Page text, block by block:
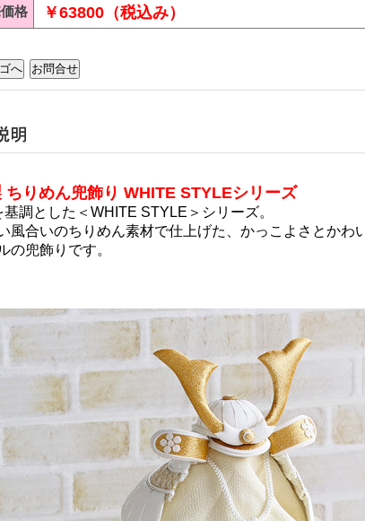
格
￥63800（税込み）
ちりめん兜飾り WHITE STYLEシリーズ
基調とした＜WHITE STYLE＞シリーズ。
風合いのちりめん素材で仕上げた、かっこよさとかわ
の兜飾りです。